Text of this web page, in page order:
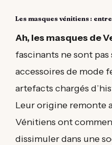
Les masques vénitiens :
Ah, les masques de
fascinants ne sont
accessoires de mode
artefacts chargés
Leur origine remonte
Vénitiens ont
dissimuler dans une